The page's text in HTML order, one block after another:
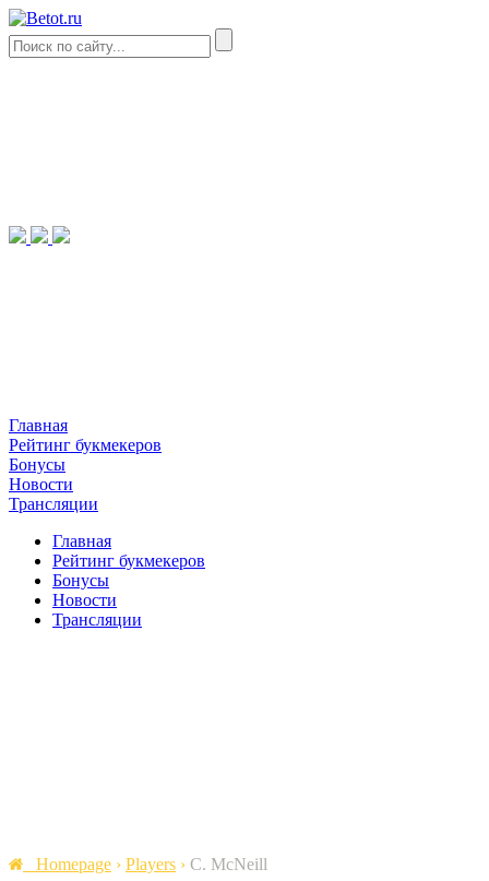
Главная
Рейтинг букмекеров
Бонусы
Новости
Трансляции
Главная
Рейтинг букмекеров
Бонусы
Новости
Трансляции
Homepage › Players › C. McNeill